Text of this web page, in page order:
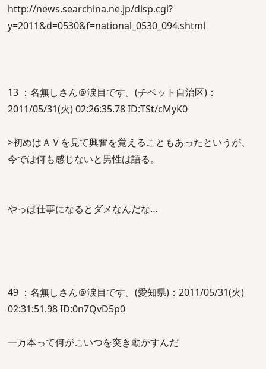
http://news.searchina.ne.jp/disp.cgi?
y=2011&d=0530&f=national_0530_094.shtml
13 ：名無しさん＠涙目です。(チベット自治区)：
2011/05/31(火) 02:26:35.78 ID:TSt/cMyK0
>初めはＡＶを見て興奮を覚えることもあったというが、
今では何も感じないと男性は語る。
やっぱ仕事になるとダメなんだな…
49 ：名無しさん＠涙目です。(愛知県)：2011/05/31(火)
02:31:51.98 ID:0n7QvD5p0
一万本って何がこいつを突き動かすんだ